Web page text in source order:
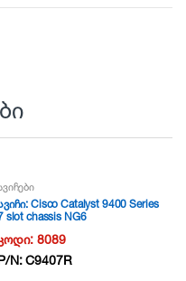
Cisco Catalyst 9400 Series
slot chassis NG6
8089
N:C9407R